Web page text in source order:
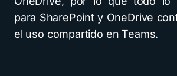
para SharePoint y OneDrive
el uso compartido en Teams.